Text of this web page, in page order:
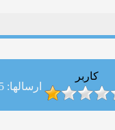
کاربر
ارسالها: 1495